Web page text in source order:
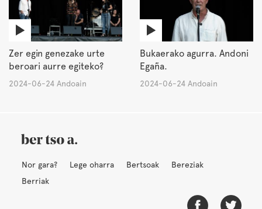
Zer egin genezake urte
beroari aurre egiteko?
2024-06-24 Andoain
Bukaerako agurra. Andoni
Egaña.
2024-06-24 Andoain
Nor gara? Lege oharra Bertsoak
Bereziak
Berriak